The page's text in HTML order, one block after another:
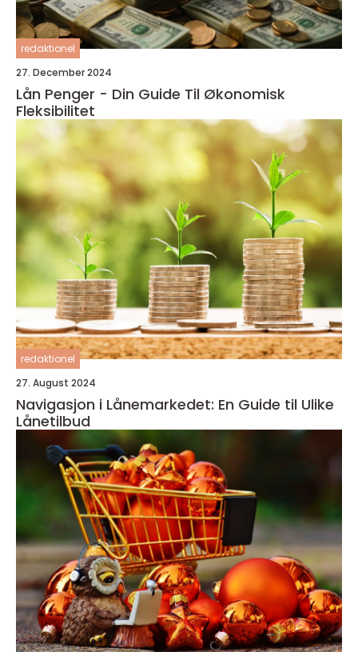
redaktionel
27. December 2024
Lån Penger - Din Guide Til Økonomisk
Fleksibilitet
redaktionel
27. August 2024
Navigasjon i Lånemarkedet: En Guide til Ulike
Lånetilbud